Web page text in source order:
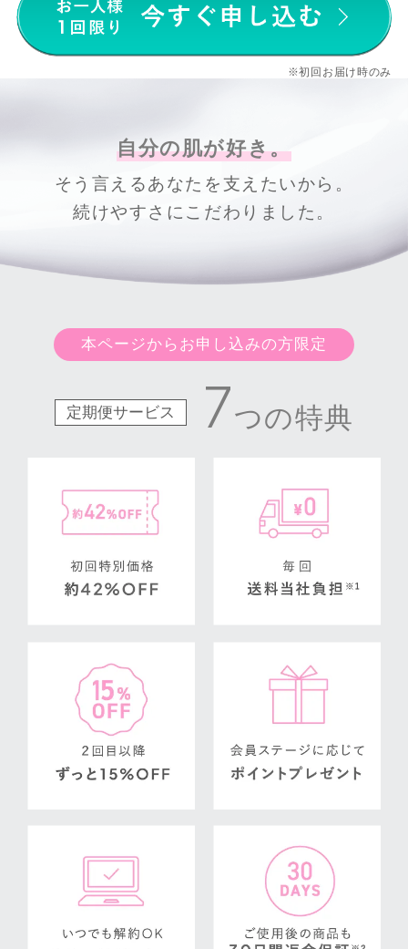
※初回お届け時のみ
自分の肌が好き。
そう言えるあなたを支えたいから。
続けやすさにこだわりました。
本ページからお申し込みの方限定
定期便サービス 7つの特典